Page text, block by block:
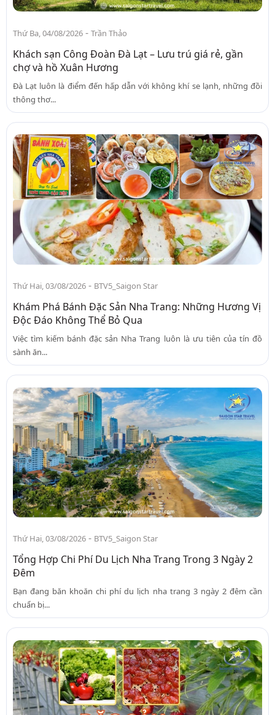
Thứ Ba, 04/08/2026 - Trần Thảo
Khách sạn Công Đoàn Đà Lạt – Lưu trú giá rẻ, gần
chợ và hồ Xuân Hương
Đà Lạt luôn là điểm đến hấp dẫn với không khí se lạnh, những đồi
thông thơ...
Thứ Hai, 03/08/2026 - BTV5_Saigon Star
Khám Phá Bánh Đặc Sản Nha Trang: Những Hương Vị
Độc Đáo Không Thể Bỏ Qua
Việc tìm kiếm bánh đặc sản Nha Trang luôn là ưu tiên của tín đồ
sành ăn...
Thứ Hai, 03/08/2026 - BTV5_Saigon Star
Tổng Hợp Chi Phí Du Lịch Nha Trang Trong 3 Ngày 2
Đêm
Bạn đang băn khoăn chi phí du lịch nha trang 3 ngày 2 đêm cần
chuẩn bị...